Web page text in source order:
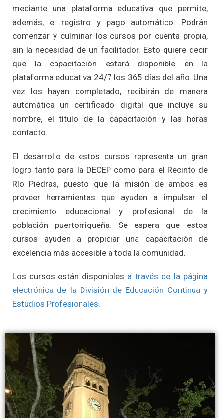
mediante una plataforma educativa que permite,
además, el registro y pago automático. Podrán
comenzar y culminar los cursos por cuenta propia,
sin la necesidad de un facilitador. Esto quiere decir
que la capacitación estará disponible en la
plataforma educativa 24/7 los 365 días del año. Una
vez los hayan completado, recibirán de manera
automática un certificado digital que incluye su
nombre, el título de la capacitación y las horas
contacto.
El desarrollo de estos cursos representa un gran
logro tanto para la DECEP como para el Recinto de
Río Piedras, puesto que la misión de ambos es
proveer herramientas que ayuden a impulsar el
crecimiento educacional y profesional de la
población puertorriqueña. Se espera que estos
cursos ayuden a propiciar una capacitación de
excelencia más accesible a toda la comunidad.
Los cursos están disponibles a través de la página
electrónica de la División de Educación Continua y
Estudios Profesionales.